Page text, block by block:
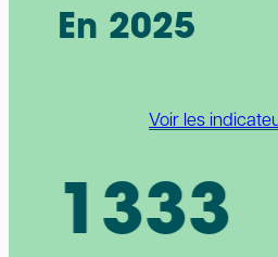
En 2025
Voir les
1333